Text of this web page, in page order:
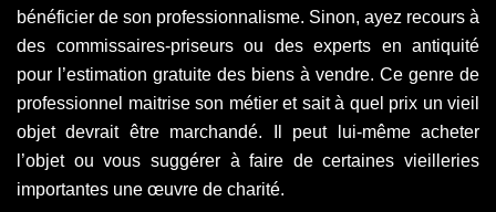
bénéficier de son professionnalisme. Sinon, ayez recours à
des commissaires-priseurs ou des experts en antiquité
pour l’estimation gratuite des biens à vendre. Ce genre de
professionnel maitrise son métier et sait à quel prix un vieil
objet devrait être marchandé. Il peut lui-même acheter
l’objet ou vous suggérer à faire de certaines vieilleries
importantes une œuvre de charité.